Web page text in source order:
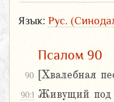
Язык: Рус.
Псалом 90
90 [Хвалебная
90:1 Живущий под